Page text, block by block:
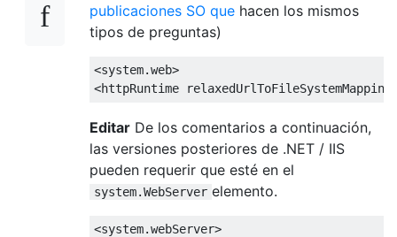
publicaciones SO que hacen los mismos
tipos de preguntas)
<system.web>
<httpRuntime
relaxedUrlToFileSystemMapping
Editar De los comentarios a continuación,
las versiones posteriores de .NET / IIS
pueden requerir que esté en el
system.WebServer elemento.
<system.webServer>